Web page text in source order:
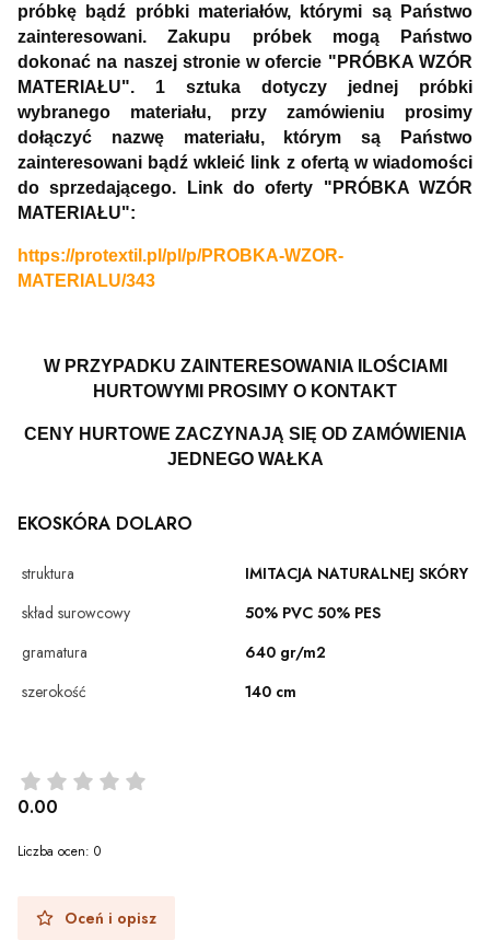
próbkę bądź próbki materiałów, którymi są Państwo
zainteresowani. Zakupu próbek mogą Państwo
dokonać na naszej stronie w ofercie "PRÓBKA WZÓR
MATERIAŁU". 1 sztuka dotyczy jednej próbki
wybranego materiału, przy zamówieniu prosimy
dołączyć nazwę materiału, którym są Państwo
zainteresowani bądź wkleić link z ofertą w wiadomości
do sprzedającego. Link do oferty "PRÓBKA WZÓR
MATERIAŁU":
https://protextil.pl/pl/p/PROBKA-WZOR-
MATERIALU/343
W PRZYPADKU ZAINTERESOWANIA ILOŚCIAMI
HURTOWYMI PROSIMY O KONTAKT
CENY HURTOWE ZACZYNAJĄ SIĘ OD ZAMÓWIENIA
JEDNEGO WAŁKA
EKOSKÓRA DOLARO
struktura
IMITACJA NATURALNEJ SKÓRY
skład surowcowy
50% PVC 50% PES
gramatura
640 gr/m2
szerokość
140 cm
0.00
Liczba ocen: 0
Oceń i opisz